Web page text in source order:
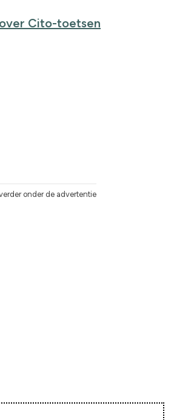
Cito-toetsen
onder de advertentie